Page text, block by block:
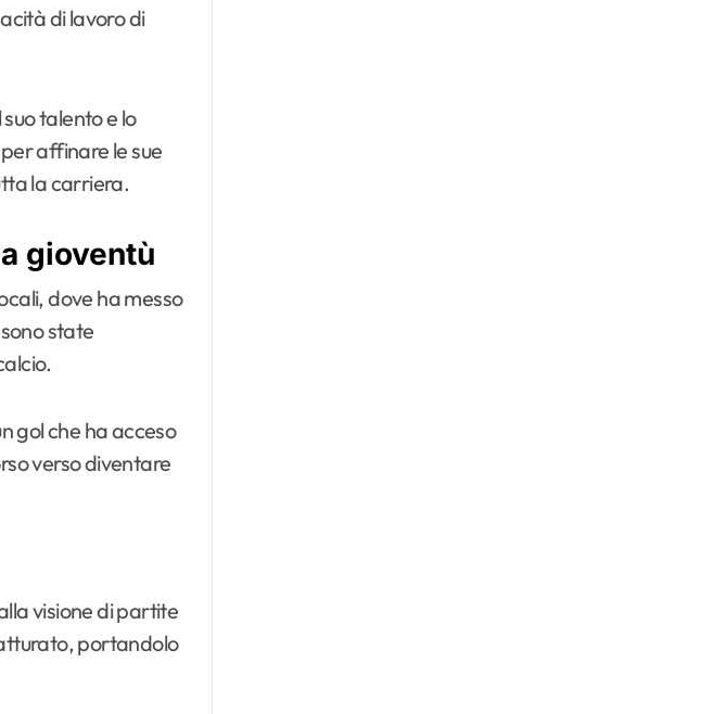
di lavoro di
talento e lo
affinare le sue
la carriera.
gioventù
dove ha messo
state
gol che ha acceso
verso diventare
visione di partite
portandolo